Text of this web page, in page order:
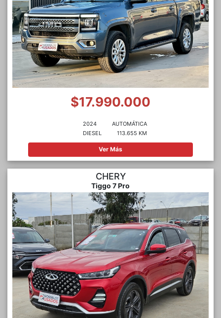
$17.990.000
2024
DIESEL
AUTOMÁTICA
113.655 KM
Ver Más
CHERY
Tiggo 7 Pro